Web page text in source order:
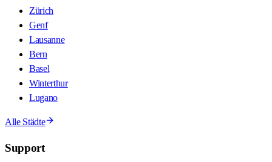
Zürich
Genf
Lausanne
Bern
Basel
Winterthur
Lugano
Alle Städte
Support